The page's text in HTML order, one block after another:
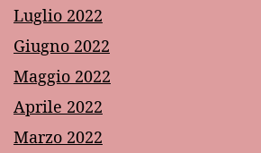
Luglio 2022
Giugno 2022
Maggio 2022
Aprile 2022
Marzo 2022